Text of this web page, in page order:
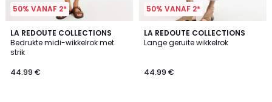
50% VANAF 2*
LA REDOUTE COLLECTIONS
Bedrukte midi-wikkelrok met
strik
44.99 €
4.7
/ 5
50% VANAF 2*
LA REDOUTE COLLECTIONS
Lange geruite wikkelrok
44.99 €
5
/